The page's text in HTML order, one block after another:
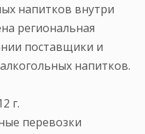
напитков внутри
региональная
поставщики и
напитков.
г.
перевозки